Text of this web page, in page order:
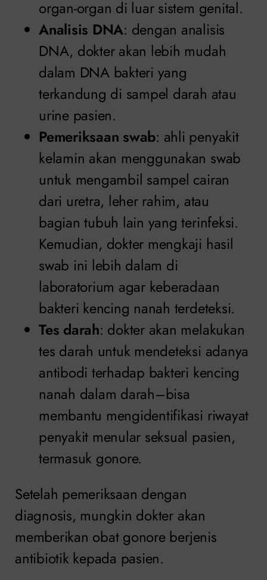
organ-organ di luar sistem genital.
Analisis DNA: dengan analisis
DNA, dokter akan lebih mudah
dalam DNA bakteri yang
terkandung di sampel darah atau
urine pasien.
Pemeriksaan swab: ahli penyakit
kelamin akan menggunakan swab
untuk mengambil sampel cairan
dari uretra, leher rahim, atau
bagian tubuh lain yang terinfeksi.
Kemudian, dokter mengkaji hasil
swab ini lebih dalam di
laboratorium agar keberadaan
bakteri kencing nanah terdeteksi.
Tes darah: dokter akan melakukan
tes darah untuk mendeteksi adanya
antibodi terhadap bakteri kencing
nanah dalam darah–bisa
membantu mengidentifikasi riwayat
penyakit menular seksual pasien,
termasuk gonore.
Setelah pemeriksaan dengan
diagnosis, mungkin dokter akan
memberikan obat gonore berjenis
antibiotik kepada pasien.